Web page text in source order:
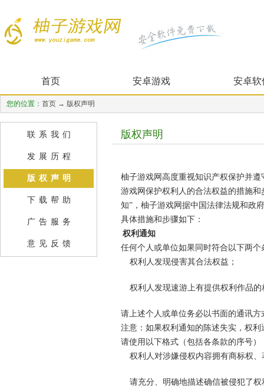
首页 安卓游戏 安卓软
您的位置： 首页 → 版权声明
联系我们
发展历程
版权声明
下载帮助
广告服务
意见反馈
版权声明
柚子游戏网高度重视知识产权保护并
游戏网保护权利人的合法权益的措施
知”，柚子游戏网据中国法律法规和政
具体措施和步骤如下：
权利通知
任何个人或单位如果同时符合以下两个
权利人发现侵害其合法权益；
权利人发现速游上有提供权利作品的
请上述个人或单位务必以书面的通讯
注意：如果权利通知的陈述失实，权
请使用以下格式（包括各条款的序号）
权利人对涉嫌侵权内容拥有商标权
请充分、明确地描述确信被侵犯了